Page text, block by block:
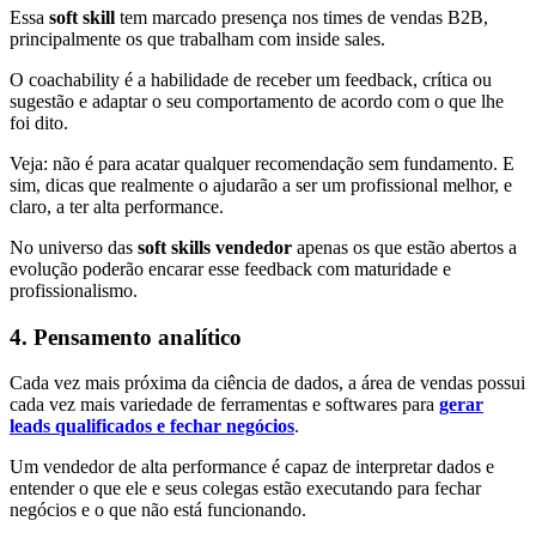
Essa soft skill tem marcado presença nos times de vendas B2B,
principalmente os que trabalham com inside sales.
O coachability é a habilidade de receber um feedback, crítica ou
sugestão e adaptar o seu comportamento de acordo com o que lhe
foi dito.
Veja: não é para acatar qualquer recomendação sem fundamento. E
sim, dicas que realmente o ajudarão a ser um profissional melhor, e
claro, a ter alta performance.
No universo das soft skills vendedor apenas os que estão abertos a
evolução poderão encarar esse feedback com maturidade e
profissionalismo.
4. Pensamento analítico
Cada vez mais próxima da ciência de dados, a área de vendas possui
cada vez mais variedade de ferramentas e softwares para gerar
leads qualificados e fechar negócios.
Um vendedor de alta performance é capaz de interpretar dados e
entender o que ele e seus colegas estão executando para fechar
negócios e o que não está funcionando.